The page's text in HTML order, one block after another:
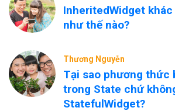
InheritedWidget
như thế nào?
Thương Nguyễn
Tại sao phương thức
trong State chứ
StatefulWidget?